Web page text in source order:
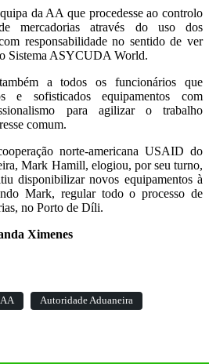
da AA que procedesse ao controlo
mercadorias através do uso dos
responsabilidade no sentido de ver
Sistema ASYCUDA World.
a todos os funcionários que
e sofisticados equipamentos com
para agilizar o trabalho
comum.
norte-americana USAID do
Mark Hamill, elogiou, por seu turno,
disponibilizar novos equipamentos à
Mark, regular todo o processo de
no Porto de Díli.
Ximenes
AA
Autoridade Aduaneira